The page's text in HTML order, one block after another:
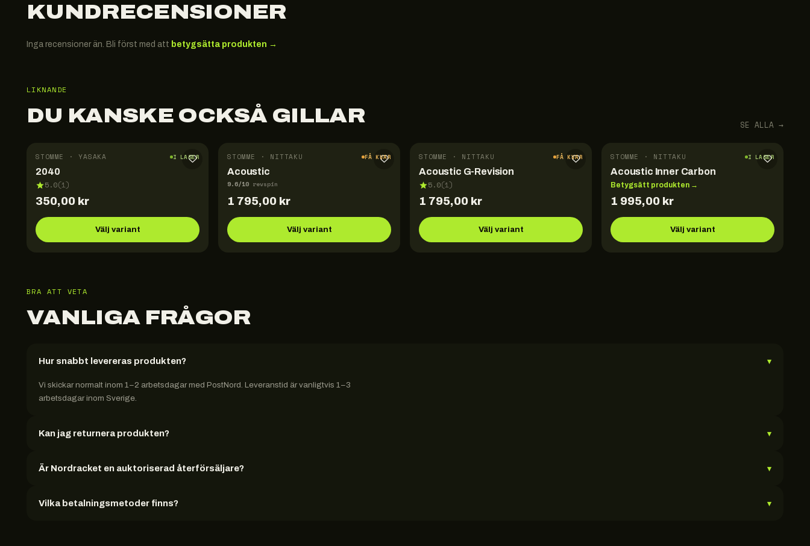
KUNDRECENSIONER
Inga recensioner än. Bli först med att betygsätta produkten →
LIKNANDE
DU KANSKE OCKSÅ GILLAR SE ALLA →
STOMME · YASAKA I LAGER
2040
5.0(1)
350,00 kr
Välj variant
STOMME · NITTAKU FÅ KVAR
Acoustic
9.6/10 revspin
1 795,00 kr
Välj variant
STOMME · NITTAKU FÅ KVAR
Acoustic G-Revision
5.0(1)
1 795,00 kr
Välj variant
STOMME · NITTAKU I LAGER
Acoustic Inner Carbon
Betygsätt produkten →
1 995,00 kr
Välj variant
BRA ATT VETA
VANLIGA FRÅGOR
Hur snabbt levereras produkten? ▾
Vi skickar normalt inom 1–2 arbetsdagar med PostNord. Leveranstid är vanligtvis 1–3
arbetsdagar inom Sverige.
Kan jag returnera produkten? ▾
Är Nordracket en auktoriserad återförsäljare? ▾
Vilka betalningsmetoder finns? ▾